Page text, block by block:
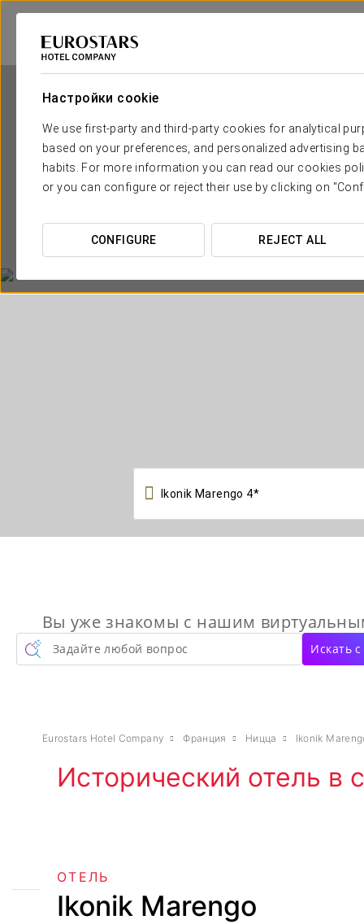
Настройки cookie
We use first-party and third-party cookies for analytical
based on your preferences, and personalized advertising
habits. For more information you can read our cookies
or you can configure or reject their use by clicking on
CONFIGURE REJECT ALL

Вы уже знакомы с нашим
Задайте любой вопрос Искать
Eurostars Hotel Company Франция Ницца Ikonik
Исторический отель в
ОТЕЛЬ
Ikonik Marengo